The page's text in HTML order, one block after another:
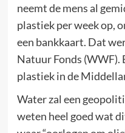
neemt de mens al
plastiek per week op,
een bankkaart. Dat
Natuur Fonds (WWF).
plastiek in de
Water zal een
weten heel goed wat